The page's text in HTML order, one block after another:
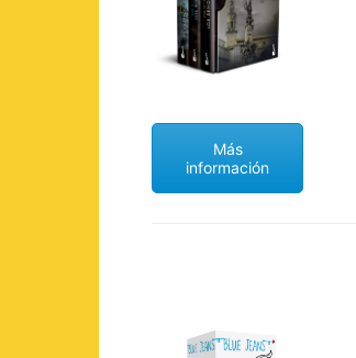
Más
información